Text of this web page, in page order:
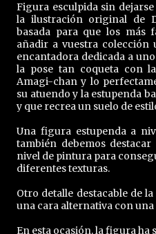
Figura esculpida sin
la ilustración original de
basada para que los más
añadir a vuestra colección
encantadora dedicada a
la pose tan coqueta con
Amagi-chan y lo
su atuendo y la estupenda
y que recrea un suelo de
Una figura estupenda a
también debemos
nivel de pintura para
diferentes texturas.
Otro detalle destacable de
una cara alternativa con
En esta ocasión, la figura ha